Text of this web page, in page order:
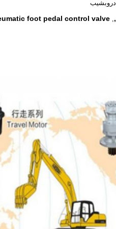
دروبشيب
,
,
foot pedal control valve